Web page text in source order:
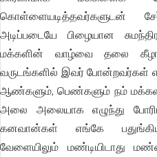
கொள்ளையடித்தவர்களுடன்
அடிப்படையே பிழையான
மக்களின் வாழ்வை தலை
வருடங்களில் இவர் போன்றவர்கள்
ஆண்களும், பெண்களும் நம்
அலை அலையாக எழுந்து
கனவான்கள் எங்கே
வேளையிலும் மண்டியிடாது